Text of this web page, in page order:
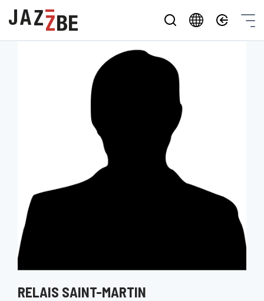
RELAIS SAINT-MARTIN